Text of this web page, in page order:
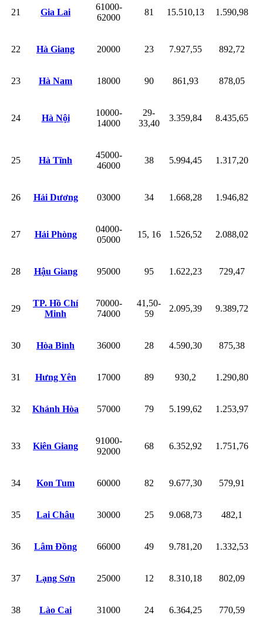
21 Gia Lai
61000-
62000
81 15.510,13 1.590,98
22 Hà Giang 20000 23 7.927,55 892,72
23 Hà Nam 18000 90 861,93 878,05
24 Hà Nội
10000-
14000
29-
33,40
3.359,84 8.435,65
25 Hà Tĩnh
45000-
46000
38 5.994,45 1.317,20
26 Hải Dương 03000 34 1.668,28 1.946,82
27 Hải Phòng
04000-
05000
15, 16 1.526,52 2.088,02
28 Hậu Giang 95000 95 1.622,23 729,47
29
TP. Hồ Chí
Minh
70000-
74000
41,50-
59
2.095,39 9.389,72
30 Hòa Bình 36000 28 4.590,30 875,38
31 Hưng Yên 17000 89 930,2 1.290,80
32 Khánh Hòa 57000 79 5.199,62 1.253,97
33 Kiên Giang
91000-
92000
68 6.352,92 1.751,76
34 Kon Tum 60000 82 9.677,30 579,91
35 Lai Châu 30000 25 9.068,73 482,1
36 Lâm Đồng 66000 49 9.781,20 1.332,53
37 Lạng Sơn 25000 12 8.310,18 802,09
38 Lào Cai 31000 24 6.364,25 770,59